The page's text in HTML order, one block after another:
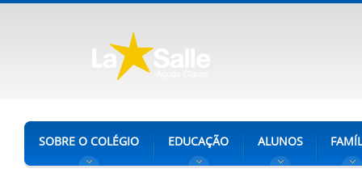
SOBRE O COLÉGIO EDUCAÇÃO ALUNOS